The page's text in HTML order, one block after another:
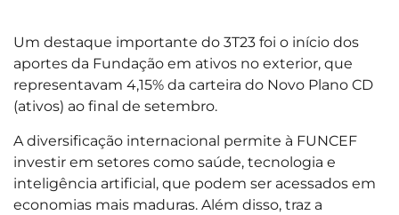
Um destaque importante do 3T23 foi o início dos
aportes da Fundação em ativos no exterior, que
representavam 4,15% da carteira do Novo Plano CD
(ativos) ao final de setembro.
A diversificação internacional permite à FUNCEF
investir em setores como saúde, tecnologia e
inteligência artificial, que podem ser acessados em
economias mais maduras. Além disso, traz a